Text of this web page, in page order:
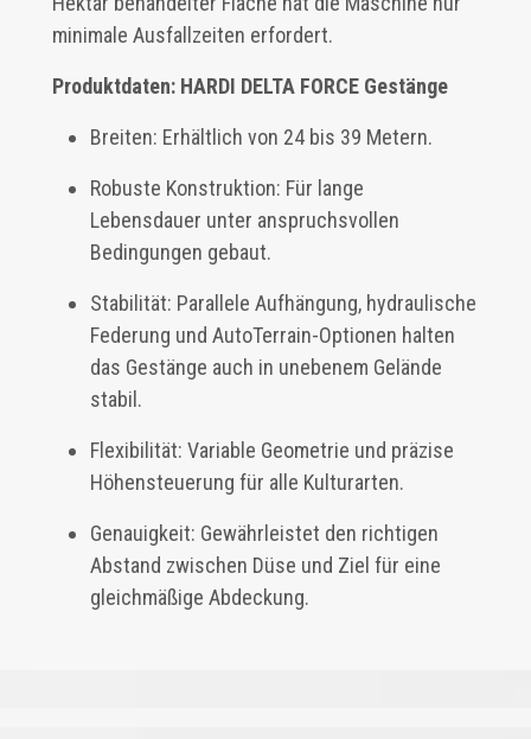
minimale Ausfallzeiten erfordert.
Produktdaten: HARDI DELTA FORCE Gestänge
Breiten: Erhältlich von 24 bis 39 Metern.
Robuste Konstruktion: Für lange
Lebensdauer unter anspruchsvollen
Bedingungen gebaut.
Stabilität: Parallele Aufhängung, hydraulische
Federung und AutoTerrain-Optionen halten
das Gestänge auch in unebenem Gelände
stabil.
Flexibilität: Variable Geometrie und präzise
Höhensteuerung für alle Kulturarten.
Genauigkeit: Gewährleistet den richtigen
Abstand zwischen Düse und Ziel für eine
gleichmäßige Abdeckung.